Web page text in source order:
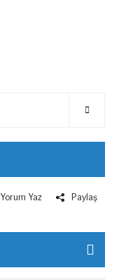
Yorum Yaz Paylaş